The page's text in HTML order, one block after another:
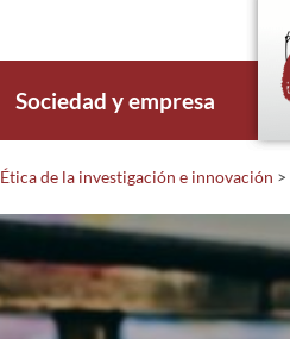
Sociedad y empresa
Ética de la investigación e innovación >